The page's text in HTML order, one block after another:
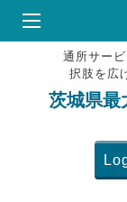
通所サー
択肢を広
茨城県